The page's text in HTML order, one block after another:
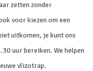
zetten zonder
voor kiezen om een
uitkomen, je kunt ons
uur bereiken. We helpen
vlizotrap.